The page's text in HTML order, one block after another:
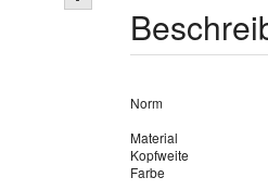
Norm
Material
Kopfweite
Farbe